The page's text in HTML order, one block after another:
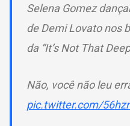
Selena Gomez
de Demi Lovato nos
da “It’s Not That
Não, você não leu
pic.twitter.com/